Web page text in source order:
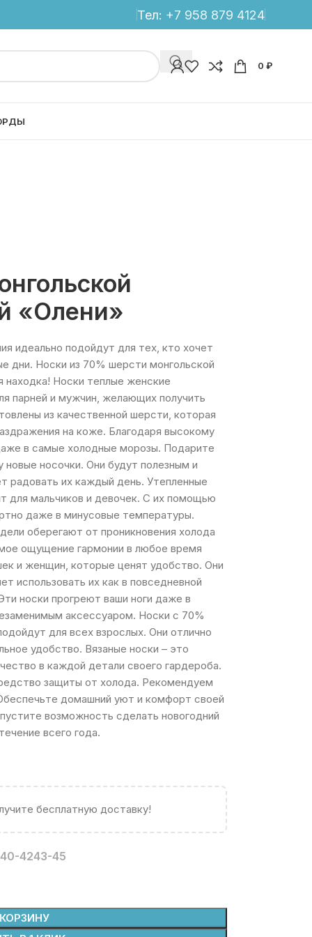
Тел: +7 958 879 4124
0 ₽
«Олени»
идеально подойдут для тех, кто хочет
дни. Носки из 70% шерсти монгольской
находка! Носки теплые женские
парней и мужчин, желающих получить
из качественной шерсти, которая
на коже. Благодаря высокому
в самые холодные морозы. Подарите
носочки. Они будут полезным и
радовать их каждый день. Утепленные
для мальчиков и девочек. С их помощью
даже в минусовые температуры.
оберегают от проникновения холода
ощущение гармонии в любое время
и женщин, которые ценят удобство. Они
использовать их как в повседневной
носки прогреют ваши ноги даже в
аксессуаром. Носки с 70%
для всех взрослых. Они отлично
удобство. Вязаные носки – это
в каждой детали своего гардероба.
защиты от холода. Рекомендуем
домашний уют и комфорт своей
возможность сделать новогодний
всего года.
бесплатную доставку!
40-4243-45